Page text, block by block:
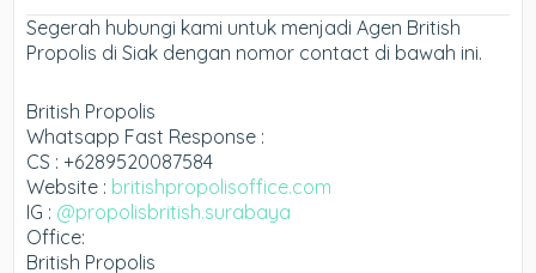
Segerah hubungi kami untuk menjadi Agen British
Propolis di Siak dengan nomor contact di bawah ini.
British Propolis
Whatsapp Fast Response :
CS : +6289520087584
Website : britishpropolisoffice.com
IG : @propolisbritish.surabaya
Office:
British Propolis